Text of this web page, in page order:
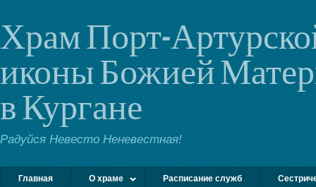
Храм Порт-
иконы Божией
в Кургане
Радуйся Невесто Неневестная!
Главная О храме Расписание служб